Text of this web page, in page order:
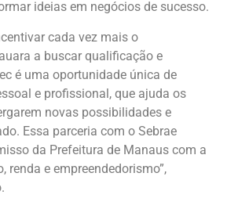
ideias em negócios de sucesso.
cada vez mais o
a buscar qualificação e
é uma oportunidade única de
e profissional, que ajuda os
novas possibilidades e
Essa parceria com o Sebrae
da Prefeitura de Manaus com a
renda e empreendedorismo”,